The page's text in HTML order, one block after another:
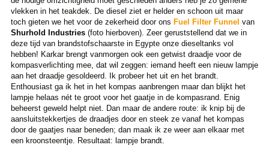
vlekken in het teakdek. De diesel ziet er helder en schoon uit maar
toch gieten we het voor de zekerheid door ons Fuel Filter Funnel van
Shurhold Industries(foto hierboven). Zeer geruststellend dat we in
deze tijd van brandstofschaarste in Egypte onze dieseltanks vol
hebben! Karkar brengt vanmorgen ook een getwist draadje voor de
kompasverlichting mee, dat wil zeggen: iemand heeft een nieuw lampje
aan het draadje gesoldeerd. Ik probeer het uit en het brandt.
Enthousiast ga ik het in het kompas aanbrengen maar dan blijkt het
lampje helaas nét te groot voor het gaatje in de kompasrand. Enig
beheerst geweld helpt niet. Dan maar de andere route: ik knip bij de
aansluitstekkertjes de draadjes door en steek ze vanaf het kompas
door de gaatjes naar beneden; dan maak ik ze weer aan elkaar met
een kroonsteentje. Resultaat: lampje brandt.